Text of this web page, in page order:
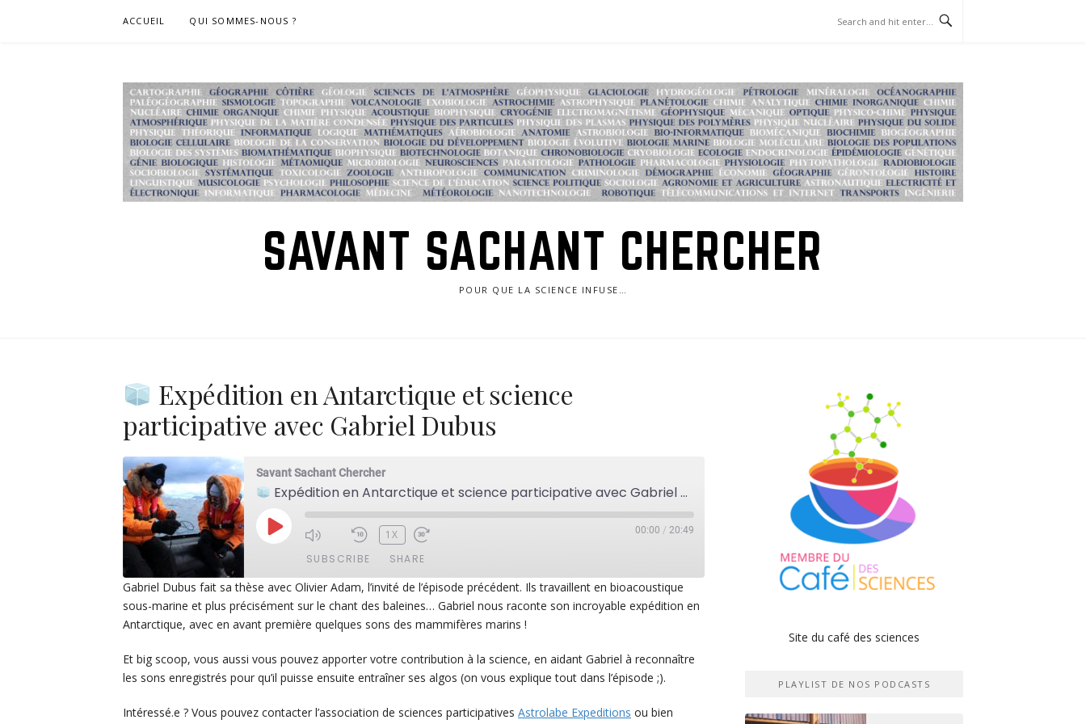
ACCUEIL QUI SOMMES-NOUS ?
SAVANT SACHANT CHERCHER
POUR QUE LA SCIENCE INFUSE…
Expédition en Antarctique et science
participative avec Gabriel Dubus
Savant Sachant Chercher
Expédition en Antarctique et science participative avec Gabriel Dubus
PLAY
1X 00:00 / 20:49
SUBSCRIBE SHARE
Apple Podcasts Deezer Google Play
PocketCasts
Spotify
SHARE
EMBED
Gabriel Dubus fait sa thèse avec Olivier Adam, l’invité de l’épisode précédent. Ils travaillent en bioacoustique
sous-marine et plus précisément sur le chant des baleines… Gabriel nous raconte son incroyable expédition en
Antarctique, avec en avant première quelques sons des mammifères marins !
Et big scoop, vous aussi vous pouvez apporter votre contribution à la science, en aidant Gabriel à reconnaître
les sons enregistrés pour qu’il puisse ensuite entraîner ses algos (on vous explique tout dans l’épisode ;).
Intéressé.e ? Vous pouvez contacter l’association de sciences participatives Astrolabe Expeditions ou bien
Site du café des sciences
PLAYLIST DE NOS PODCASTS